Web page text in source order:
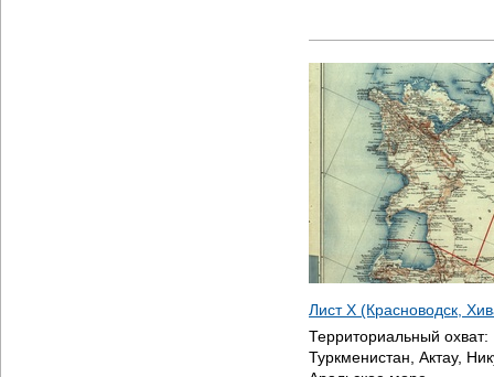
Лист X (Красноводск,
Территориальный охват:
Туркменистан, Актау,